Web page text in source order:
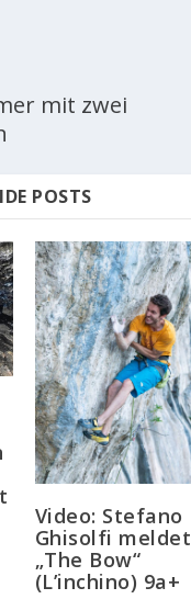
mit zwei
POSTS
Video: Stefano
Ghisolfi meldet
„The Bow“
(L’inchino) 9a+